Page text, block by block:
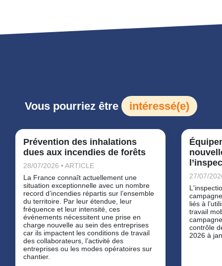
Vous pourriez être intéressé(e)
Prévention des inhalations
dues aux incendies de forêts
28/07/2026 • ARTICLE
La France connaît actuellement une
situation exceptionnelle avec un nombre
record d’incendies répartis sur l’ensemble
du territoire. Par leur étendue, leur
fréquence et leur intensité, ces
événements nécessitent une prise en
charge nouvelle au sein des entreprises
car ils impactent les conditions de travail
des collaborateurs, l’activité des
entreprises ou les modes opératoires sur
chantier.
27/07/
liés à
travail
contrôle
2026 à